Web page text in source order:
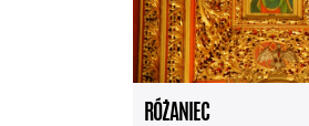
RÓŻANIEC